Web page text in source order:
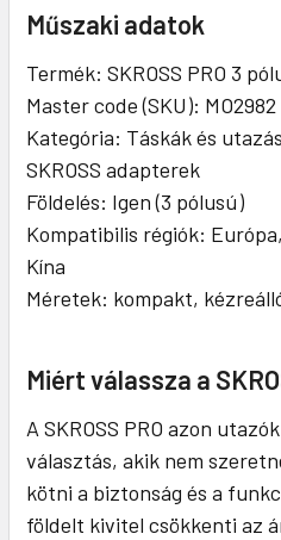
Műszaki adatok
Termék: SKROSS PRO 3
Master code (SKU): MO2982
Kategória: Táskák és
SKROSS adapterek
Földelés: Igen (3 pólusú)
Kompatibilis régiók:
Kína
Méretek: kompakt,
Miért válassza a
A SKROSS PRO azon
választás, akik nem
kötni a biztonság és a
földelt kivitel csökkenti az